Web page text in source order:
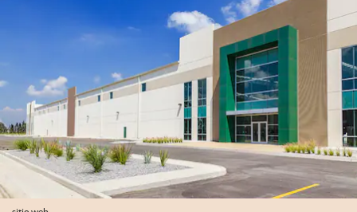
abre en nueva pestaña
México